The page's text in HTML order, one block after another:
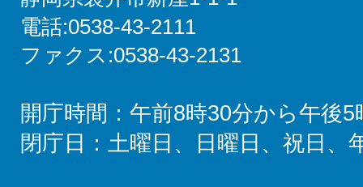
電話:0538-43-2111
ファクス:0538-43-2131
開庁時間：午前8時30分から午後5
閉庁日：土曜日、日曜日、祝日、